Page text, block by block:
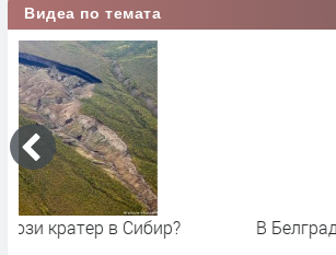
Видеа по темата
В Белград: побой, защото